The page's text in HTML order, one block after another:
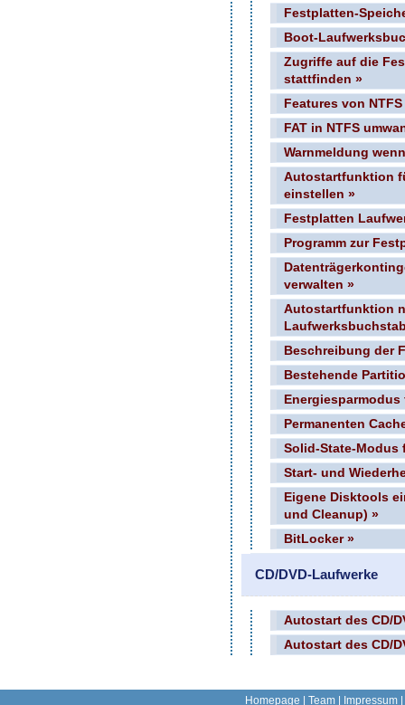
Festplatten-
Boot-
Zugriffe auf die
stattfinden »
Features von NTFS
FAT in NTFS
Warnmeldung
Autostartfunktion
einstellen »
Festplatten
Programm zur
verwalten »
Autostartfunktion
Beschreibung der
Bestehende
Permanenten
Solid-State-Modus
Start- und
Eigene Disktools
und Cleanup) »
BitLocker »
CD/DVD-Laufwerke
Autostart des CD/
Autostart des CD/
Homepage Team| Impressum|